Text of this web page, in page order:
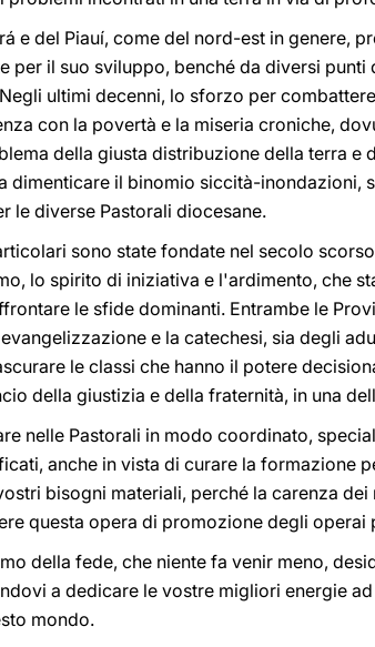
e del Piauí, come del nord-est in genere,
per il suo sviluppo, benché da diversi
ultimi decenni, lo sforzo per
con la povertà e la miseria croniche,
della giusta distribuzione della terra e
dimenticare il binomio siccità-inondazioni,
le diverse Pastorali diocesane.
sono state fondate nel secolo
lo spirito di iniziativa e l'ardimento, che
le sfide dominanti. Entrambe le
e la catechesi, sia degli
le classi che hanno il potere
della giustizia e della fraternità, in una
nelle Pastorali in modo coordinato,
anche in vista di curare la formazione
bisogni materiali, perché la carenza
questa opera di promozione degli operai
della fede, che niente fa venir meno,
a dedicare le vostre migliori energie
mondo.